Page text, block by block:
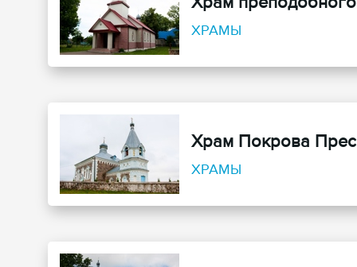
ХРАМЫ
Храм Покрова
ХРАМЫ